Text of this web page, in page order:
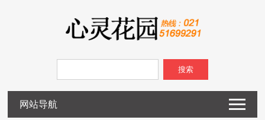
搜索
网站导航